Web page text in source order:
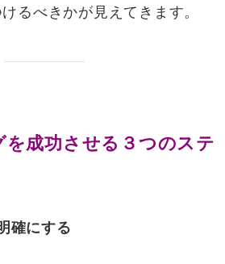
るべきかが見えてきます。
成功させる３つのステ
確にする